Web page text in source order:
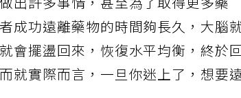
出許多事情，甚至為了取得更多藥
成功遠離藥物的時間夠長久，大腦
會擺盪回來，恢復水平均衡，終於
就實際而言，一旦你迷上了，想要